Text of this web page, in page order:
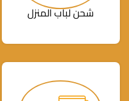
شحن لباب المنزل